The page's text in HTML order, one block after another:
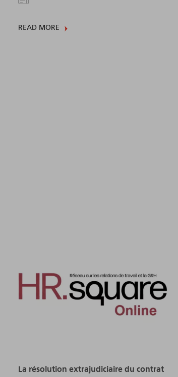
READ MORE
La résolution extrajudiciaire du contrat